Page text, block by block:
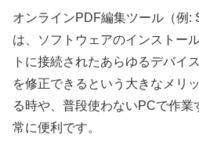
オンラインPDF編集ツール（例:
は、ソフトウェアのインストー
トに接続されたあらゆるデバイ
を修正できるという大きなメリ
る時や、普段使わないPCで作
常に便利です。